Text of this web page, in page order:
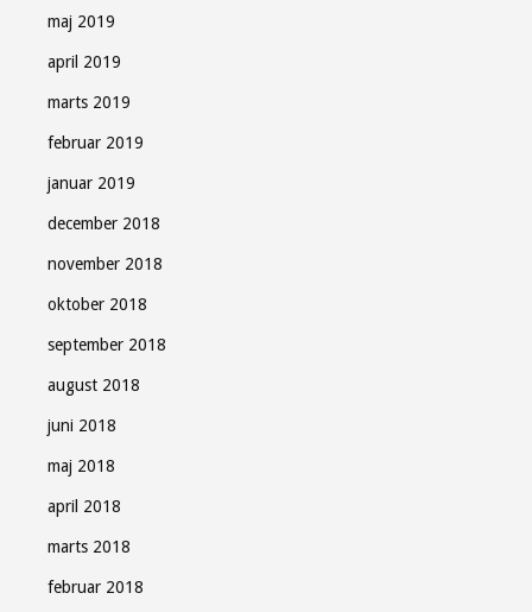
maj 2019
april 2019
marts 2019
februar 2019
januar 2019
december 2018
november 2018
oktober 2018
september 2018
august 2018
juni 2018
maj 2018
april 2018
marts 2018
februar 2018